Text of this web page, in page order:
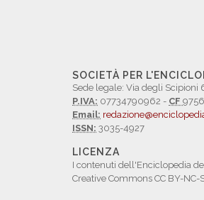
SOCIETÀ PER
Sede legale: Via degli Scipioni
P.IVA: 07734790962 - CF
Email:
ISSN: 3035-4927
LICENZA
I contenuti dell'Enciclopedia
Creative Commons CC BY-NC-